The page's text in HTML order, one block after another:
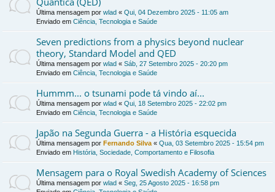
Última mensagem por wlad « Qui, 04 Dezembro 2025 - 11:05 am
Enviado em Ciência, Tecnologia e Saúde
Seven predictions from a physics beyond nuclear
theory, Standard Model and QED
Última mensagem por wlad « Sáb, 27 Setembro 2025 - 20:20 pm
Enviado em Ciência, Tecnologia e Saúde
Hummm... o tsunami pode tá vindo aí...
Última mensagem por wlad « Qui, 18 Setembro 2025 - 22:02 pm
Enviado em Ciência, Tecnologia e Saúde
Japão na Segunda Guerra - a História esquecida
Última mensagem por Fernando Silva « Qua, 03 Setembro 2025 - 15:54 pm
Enviado em História, Sociedade, Comportamento e Filosofia
Mensagem para o Royal Swedish Academy of Sciences
Última mensagem por wlad « Seg, 25 Agosto 2025 - 16:58 pm